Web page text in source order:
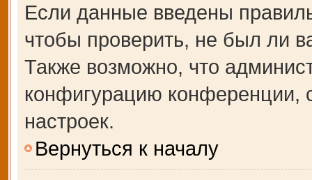
Если данные введены
чтобы проверить, не был ли
Также возможно, что
конфигурацию конференции,
настроек.
Вернуться к началу